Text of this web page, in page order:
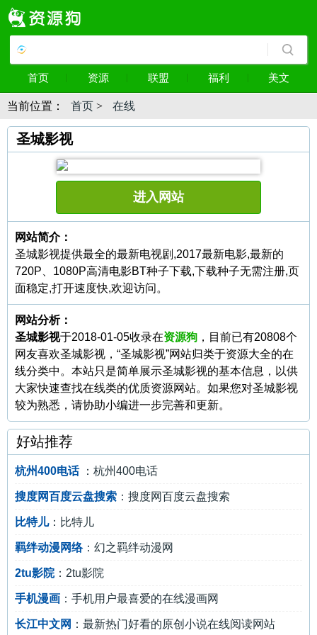
首页 资源 联盟 福利 美文
当前位置： 首页 > 在线
圣城影视
进入网站
网站简介：
圣城影视提供最全的最新电视剧,2017最新电影,最新的
720P、1080P高清电影BT种子下载,下载种子无需注册,页
面稳定,打开速度快,欢迎访问。
网站分析：
圣城影视于2018-01-05收录在资源狗 ，目前已有20808个
网友喜欢圣城影视，“圣城影视”网站归类于资源大全的在
线分类中。本站只是简单展示圣城影视的基本信息，以供
大家快速查找在线类的优质资源网站。如果您对圣城影视
较为熟悉，请协助小编进一步完善和更新。
好站推荐
杭州400电话 ：杭州400电话
搜度网百度云盘搜索 ：搜度网百度云盘搜索
比特儿：比特儿
羁绊动漫网络：幻之羁绊动漫网
2tu影院：2tu影院
手机漫画 ：手机用户最喜爱的在线漫画网
长江中文网 ：最新热门好看的原创小说在线阅读网站